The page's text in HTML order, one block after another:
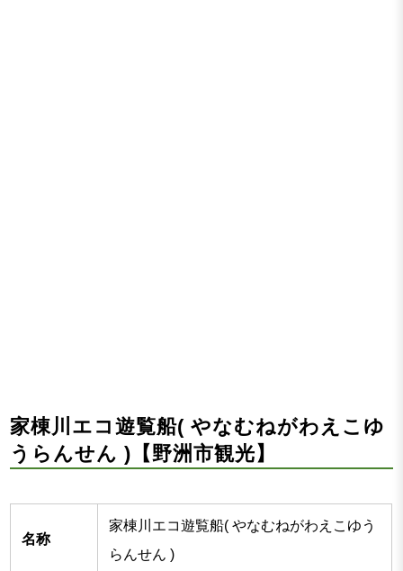
家棟川エコ遊覧船( やなむねがわえこゆ
うらんせん )【野洲市観光】
名称
家棟川エコ遊覧船( やなむねがわえこゆう
らんせん )